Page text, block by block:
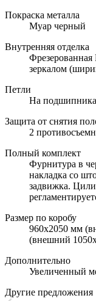
Покраска металла
Муар черный
Внутренняя отделка
зеркалом
Петли
На
Защита от снятия
2
Полный комплект
Фурнитура в
накладка со
задвижка.
Размер по коробу
960х2050 мм
(внешний
Дополнительно
Увеличенный
Другие предложения